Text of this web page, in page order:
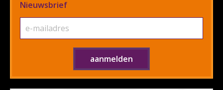
Nieuwsbrief